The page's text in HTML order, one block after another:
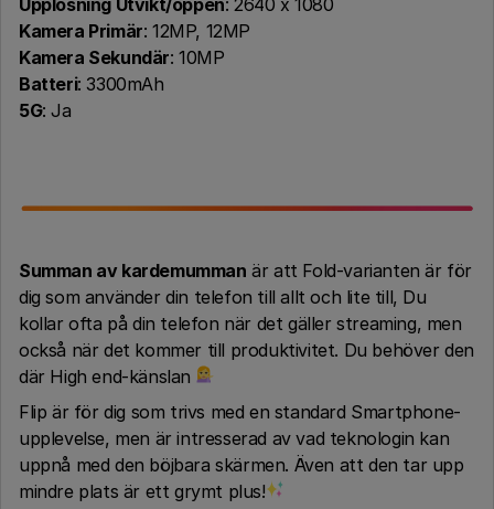
Kamera Primär: 12MP, 12MP
Kamera Sekundär: 10MP
Batteri: 3300mAh
5G: Ja
Summan av kardemumman är att Fold-varianten är för
dig som använder din telefon till allt och lite till, Du
kollar ofta på din telefon när det gäller streaming, men
också när det kommer till produktivitet. Du behöver den
där High end-känslan
Flip är för dig som trivs med en standard Smartphone-
upplevelse, men är intresserad av vad teknologin kan
uppnå med den böjbara skärmen. Även att den tar upp
mindre plats är ett grymt plus!